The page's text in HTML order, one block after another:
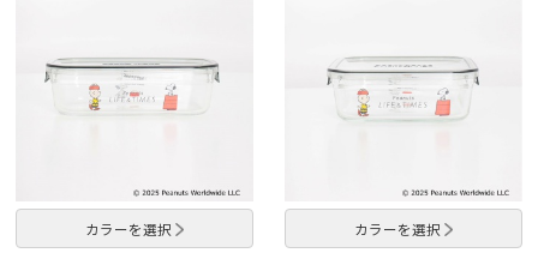
カラーを選択 カラーを選択